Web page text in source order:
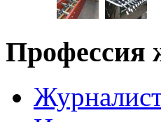
Профессия